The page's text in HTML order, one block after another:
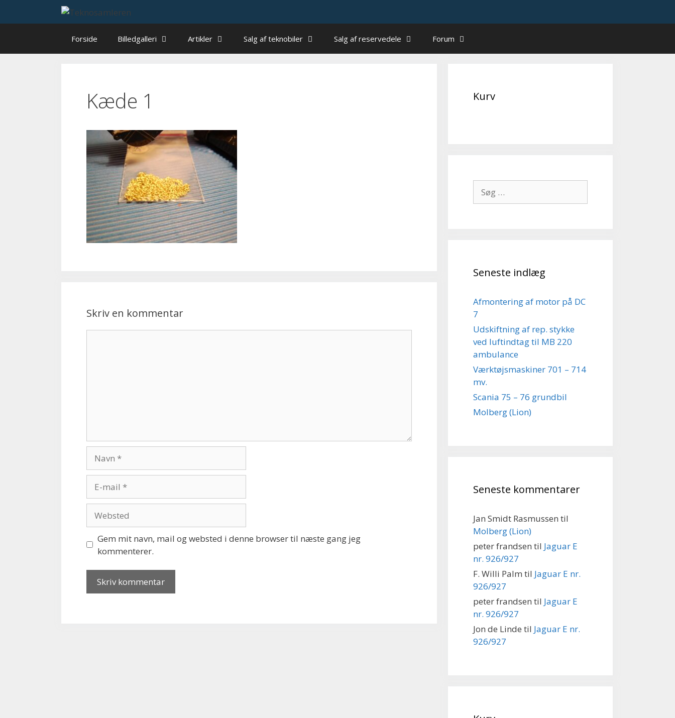
Forside Billedgalleri Artikler Salg af teknobiler Salg af reservedele Forum
Kæde 1
Skriv en kommentar
mail
Gem mit navn, mail og websted i denne browser til næste gang jeg
kommenterer.
Kurv
efter:
Seneste indlæg
Afmontering af motor på DC
7
Udskiftning af rep. stykke
ved luftindtag til MB 220
ambulance
Værktøjsmaskiner 701 – 714
mv.
Scania 75 – 76 grundbil
Molberg (Lion)
Seneste kommentarer
Jan Smidt Rasmussen til
Molberg (Lion)
peter frandsen til Jaguar E
nr. 926/927
F. Willi Palm til Jaguar E nr.
926/927
peter frandsen til Jaguar E
nr. 926/927
Jon de Linde til Jaguar E nr.
926/927